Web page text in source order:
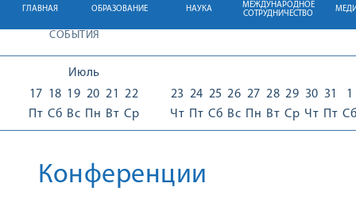
ГЛАВНАЯ ОБРАЗОВАНИЕ НАУКА
МЕЖДУНАРОДНОЕ
СОТРУДНИЧЕСТВО
СОБЫТИЯ
Июль
17
Пт
18
Сб
19
Вс
20
Пн
21
Вт
22
Ср
23
Чт
24
Пт
25
Сб
26
Вс
27
Пн
28
Вт
29
Ср
30
Чт
31
Пт
1
Сб
Конференции